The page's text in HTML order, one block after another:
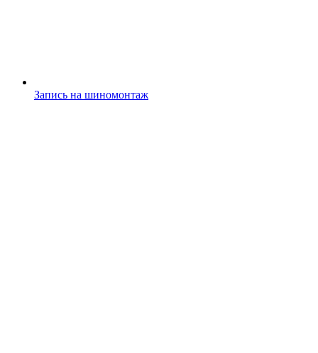
Запись на шиномонтаж